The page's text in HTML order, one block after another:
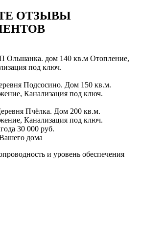
ОТЗЫВЫ
Ольшанка. дом 140 кв.м Отопление,
под ключ.
Подсосино. Дом 150 кв.м.
Канализация под ключ.
Пчёлка. Дом 200 кв.м.
Канализация под ключ.
30 000 руб.
дома
и уровень обеспечения